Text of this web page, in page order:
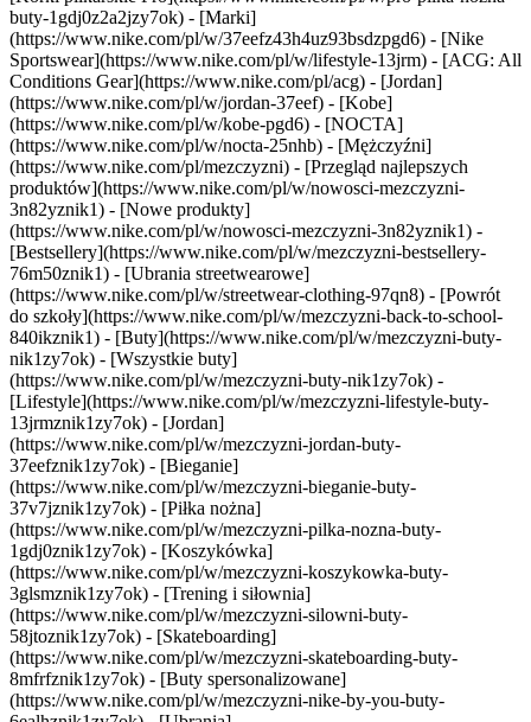
buty-1gdj0z2a2jzy7ok) - [Marki]
(https://www.nike.com/pl/w/37eefz43h4uz93bsdzpgd6) - [Nike
Sportswear](https://www.nike.com/pl/w/lifestyle-13jrm) - [ACG: All
Conditions Gear](https://www.nike.com/pl/acg) - [Jordan]
(https://www.nike.com/pl/w/jordan-37eef) - [Kobe]
(https://www.nike.com/pl/w/kobe-pgd6) - [NOCTA]
(https://www.nike.com/pl/w/nocta-25nhb) - [Mężczyźni]
(https://www.nike.com/pl/mezczyzni) - [Przegląd najlepszych
produktów](https://www.nike.com/pl/w/nowosci-mezczyzni-
3n82yznik1) - [Nowe produkty]
(https://www.nike.com/pl/w/nowosci-mezczyzni-3n82yznik1) -
[Bestsellery](https://www.nike.com/pl/w/mezczyzni-bestsellery-
76m50znik1) - [Ubrania streetwearowe]
(https://www.nike.com/pl/w/streetwear-clothing-97qn8) - [Powrót
do szkoły](https://www.nike.com/pl/w/mezczyzni-back-to-school-
840ikznik1) - [Buty](https://www.nike.com/pl/w/mezczyzni-buty-
nik1zy7ok) - [Wszystkie buty]
(https://www.nike.com/pl/w/mezczyzni-buty-nik1zy7ok) -
[Lifestyle](https://www.nike.com/pl/w/mezczyzni-lifestyle-buty-
13jrmznik1zy7ok) - [Jordan]
(https://www.nike.com/pl/w/mezczyzni-jordan-buty-
37eefznik1zy7ok) - [Bieganie]
(https://www.nike.com/pl/w/mezczyzni-bieganie-buty-
37v7jznik1zy7ok) - [Piłka nożna]
(https://www.nike.com/pl/w/mezczyzni-pilka-nozna-buty-
1gdj0znik1zy7ok) - [Koszykówka]
(https://www.nike.com/pl/w/mezczyzni-koszykowka-buty-
3glsmznik1zy7ok) - [Trening i siłownia]
(https://www.nike.com/pl/w/mezczyzni-silowni-buty-
58jtoznik1zy7ok) - [Skateboarding]
(https://www.nike.com/pl/w/mezczyzni-skateboarding-buty-
8mfrfznik1zy7ok) - [Buty spersonalizowane]
(https://www.nike.com/pl/w/mezczyzni-nike-by-you-buty-